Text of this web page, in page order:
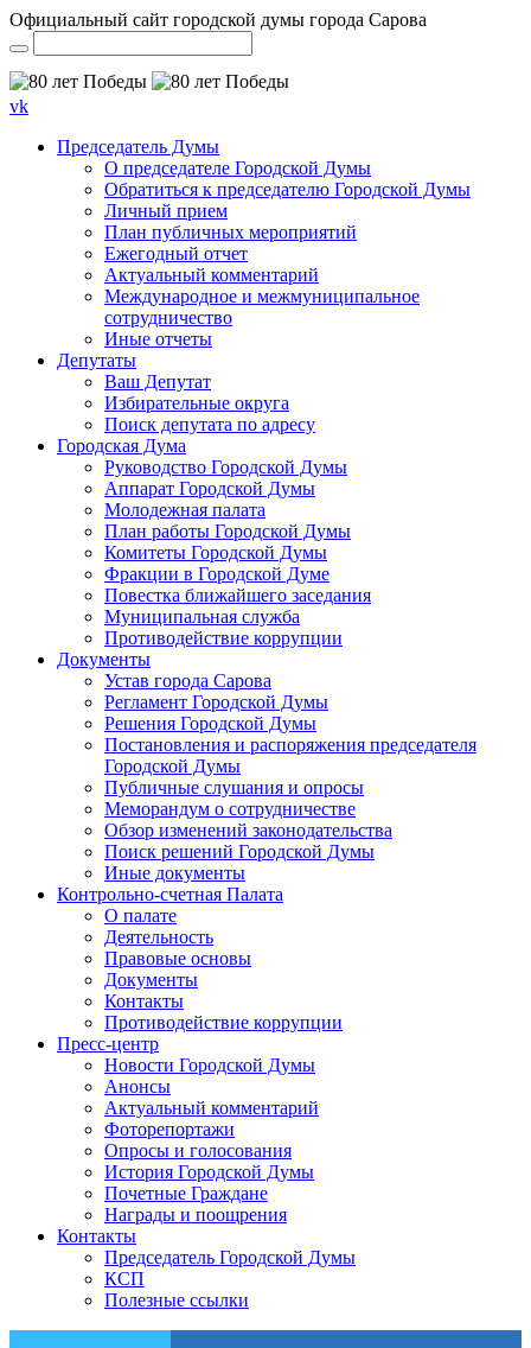
Официальный сайт городской думы города Сарова
vk
Председатель Думы
О председателе Городской Думы
Обратиться к председателю Городской Думы
Личный прием
План публичных мероприятий
Ежегодный отчет
Актуальный комментарий
Международное и межмуниципальное
сотрудничество
Иные отчеты
Депутаты
Ваш Депутат
Избирательные округа
Поиск депутата по адресу
Городская Дума
Руководство Городской Думы
Аппарат Городской Думы
Молодежная палата
План работы Городской Думы
Комитеты Городской Думы
Фракции в Городской Думе
Повестка ближайшего заседания
Муниципальная служба
Противодействие коррупции
Документы
Устав города Сарова
Регламент Городской Думы
Решения Городской Думы
Постановления и распоряжения председателя
Городской Думы
Публичные слушания и опросы
Меморандум о сотрудничестве
Обзор изменений законодательства
Поиск решений Городской Думы
Иные документы
Контрольно-счетная Палата
О палате
Деятельность
Правовые основы
Документы
Контакты
Противодействие коррупции
Пресс-центр
Новости Городской Думы
Анонсы
Актуальный комментарий
Фоторепортажи
Опросы и голосования
История Городской Думы
Почетные Граждане
Награды и поощрения
Контакты
Председатель Городской Думы
КСП
Полезные ссылки